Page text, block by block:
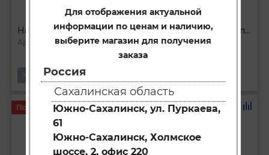
Для отображения актуальной
информации по ценам и наличию,
выберите магазин для получения
заказа
Россия
Сахалинская область
Южно-Сахалинск, ул. Пуркаева,
61
Южно-Сахалинск, Холмское
шоссе, 2, офис 220
Наконечник рулевой ПРАВый
Артикул: 53540SDAA01
Купить
Наконечник рулевой правый
Артикул:53540SFE003
Под заказ Под заказ